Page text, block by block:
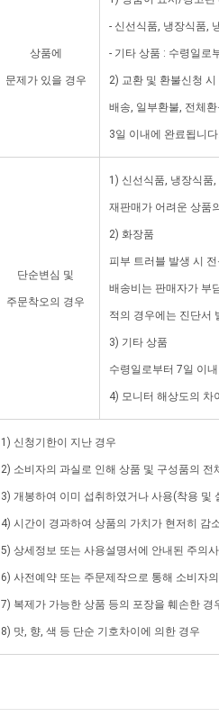
상품에
문제가 있을 경우
- 신선식품, 냉장식품,
- 기타 상품 : 수령일로
2) 교환 및 환불신청
배송, 일부환불, 전체
3일 이내에 완료됩니
단순변심 및
주문착오의 경우
1) 신선식품, 냉장식품
재판매가 어려운 상품
2) 화장품
피부 트러블 발생 시
배송비는 판매자가 부
적의 경우에는 진단서
3) 기타 상품
수령일로부터 7일 이
4) 모니터 해상도의 차
1) 신청기한이 지난 경우
2) 소비자의 과실로 인해 상품 및 구성품의
3) 개봉하여 이미 섭취하였거나 사용(착용 및
4) 시간이 경과하여 상품의 가치가 현저히 감
5) 상세정보 또는 사용설명서에 안내된 주의
6) 사전예약 또는 주문제작으로 통해 소비자
7) 복제가 가능한 상품 등의 포장을 훼손한 경
8) 맛, 향, 색 등 단순 기호차이에 의한 경우